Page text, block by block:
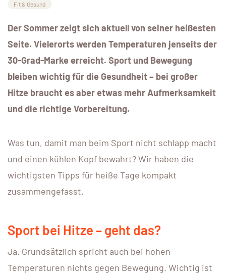
Fit & Gesund
Der Sommer zeigt sich aktuell von seiner heißesten
Seite. Vielerorts werden Temperaturen jenseits der
30-Grad-Marke erreicht. Sport und Bewegung
bleiben wichtig für die Gesundheit – bei großer
Hitze braucht es aber etwas mehr Aufmerksamkeit
und die richtige Vorbereitung.
Was tun, damit man beim Sport nicht schlapp macht
und einen kühlen Kopf bewahrt? Wir haben die
wichtigsten Tipps für heiße Tage kompakt
zusammengefasst.
Sport bei Hitze – geht das?
Ja. Grundsätzlich spricht auch bei hohen
Temperaturen nichts gegen Bewegung. Wichtig ist